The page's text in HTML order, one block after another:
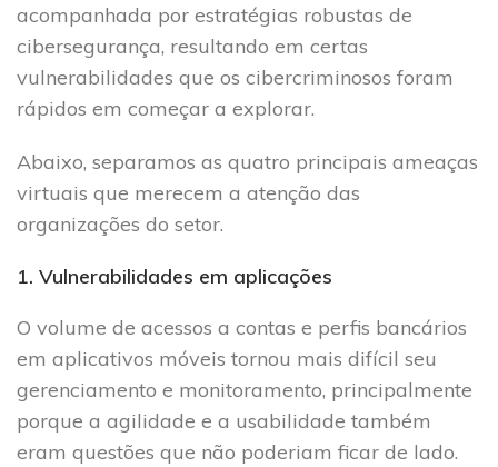
acompanhada por estratégias robustas de
cibersegurança, resultando em certas
vulnerabilidades que os cibercriminosos foram
rápidos em começar a explorar.
Abaixo, separamos as quatro principais ameaças
virtuais que merecem a atenção das
organizações do setor.
1. Vulnerabilidades em aplicações
O volume de acessos a contas e perfis bancários
em aplicativos móveis tornou mais difícil seu
gerenciamento e monitoramento, principalmente
porque a agilidade e a usabilidade também
eram questões que não poderiam ficar de lado.